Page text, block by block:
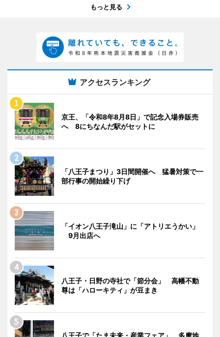
もっと見る
アクセスランキング
京王、「令和8年8月8日」で記念入場券販売
へ 8にちなんだ駅がセットに
「八王子まつり」3日間開催へ 猛暑対策で一
部行事の開始繰り下げ
「イオン八王子滝山」に「アトリエうかい」
9月出店へ
八王子・日野の寺社で「節分会」 高幡不動
尊は「ハローキティ」が豆まき